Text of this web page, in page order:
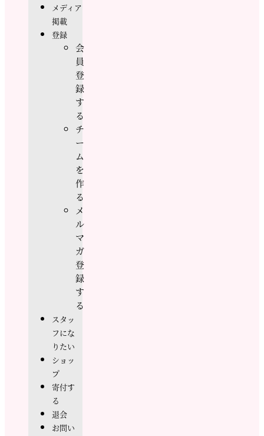
メディア
掲載
登録
会
員
登
録
す
る
チ
ー
ム
を
作
る
メ
ル
マ
ガ
登
録
す
る
スタッ
フにな
りたい
ショッ
プ
寄付す
る
退会
お問い